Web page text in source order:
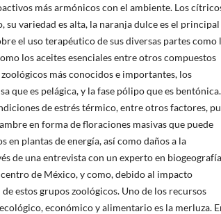
más armónicos con el ambiente. Los
variedad es alta, la naranja dulce es el principal
el uso terapéutico de sus diversas partes como
los aceites esenciales entre otros compuestos
más conocidos e importantes, los
que es pelágica, y la fase pólipo que es
de estrés térmico, entre otros factores,
en forma de floraciones masivas que puede
plantas de energía, así como daños a la
de una entrevista con un experto en
de México, y como, debido al impacto
estos grupos zoológicos. Uno de los recursos
económico y alimentario es la merluza.